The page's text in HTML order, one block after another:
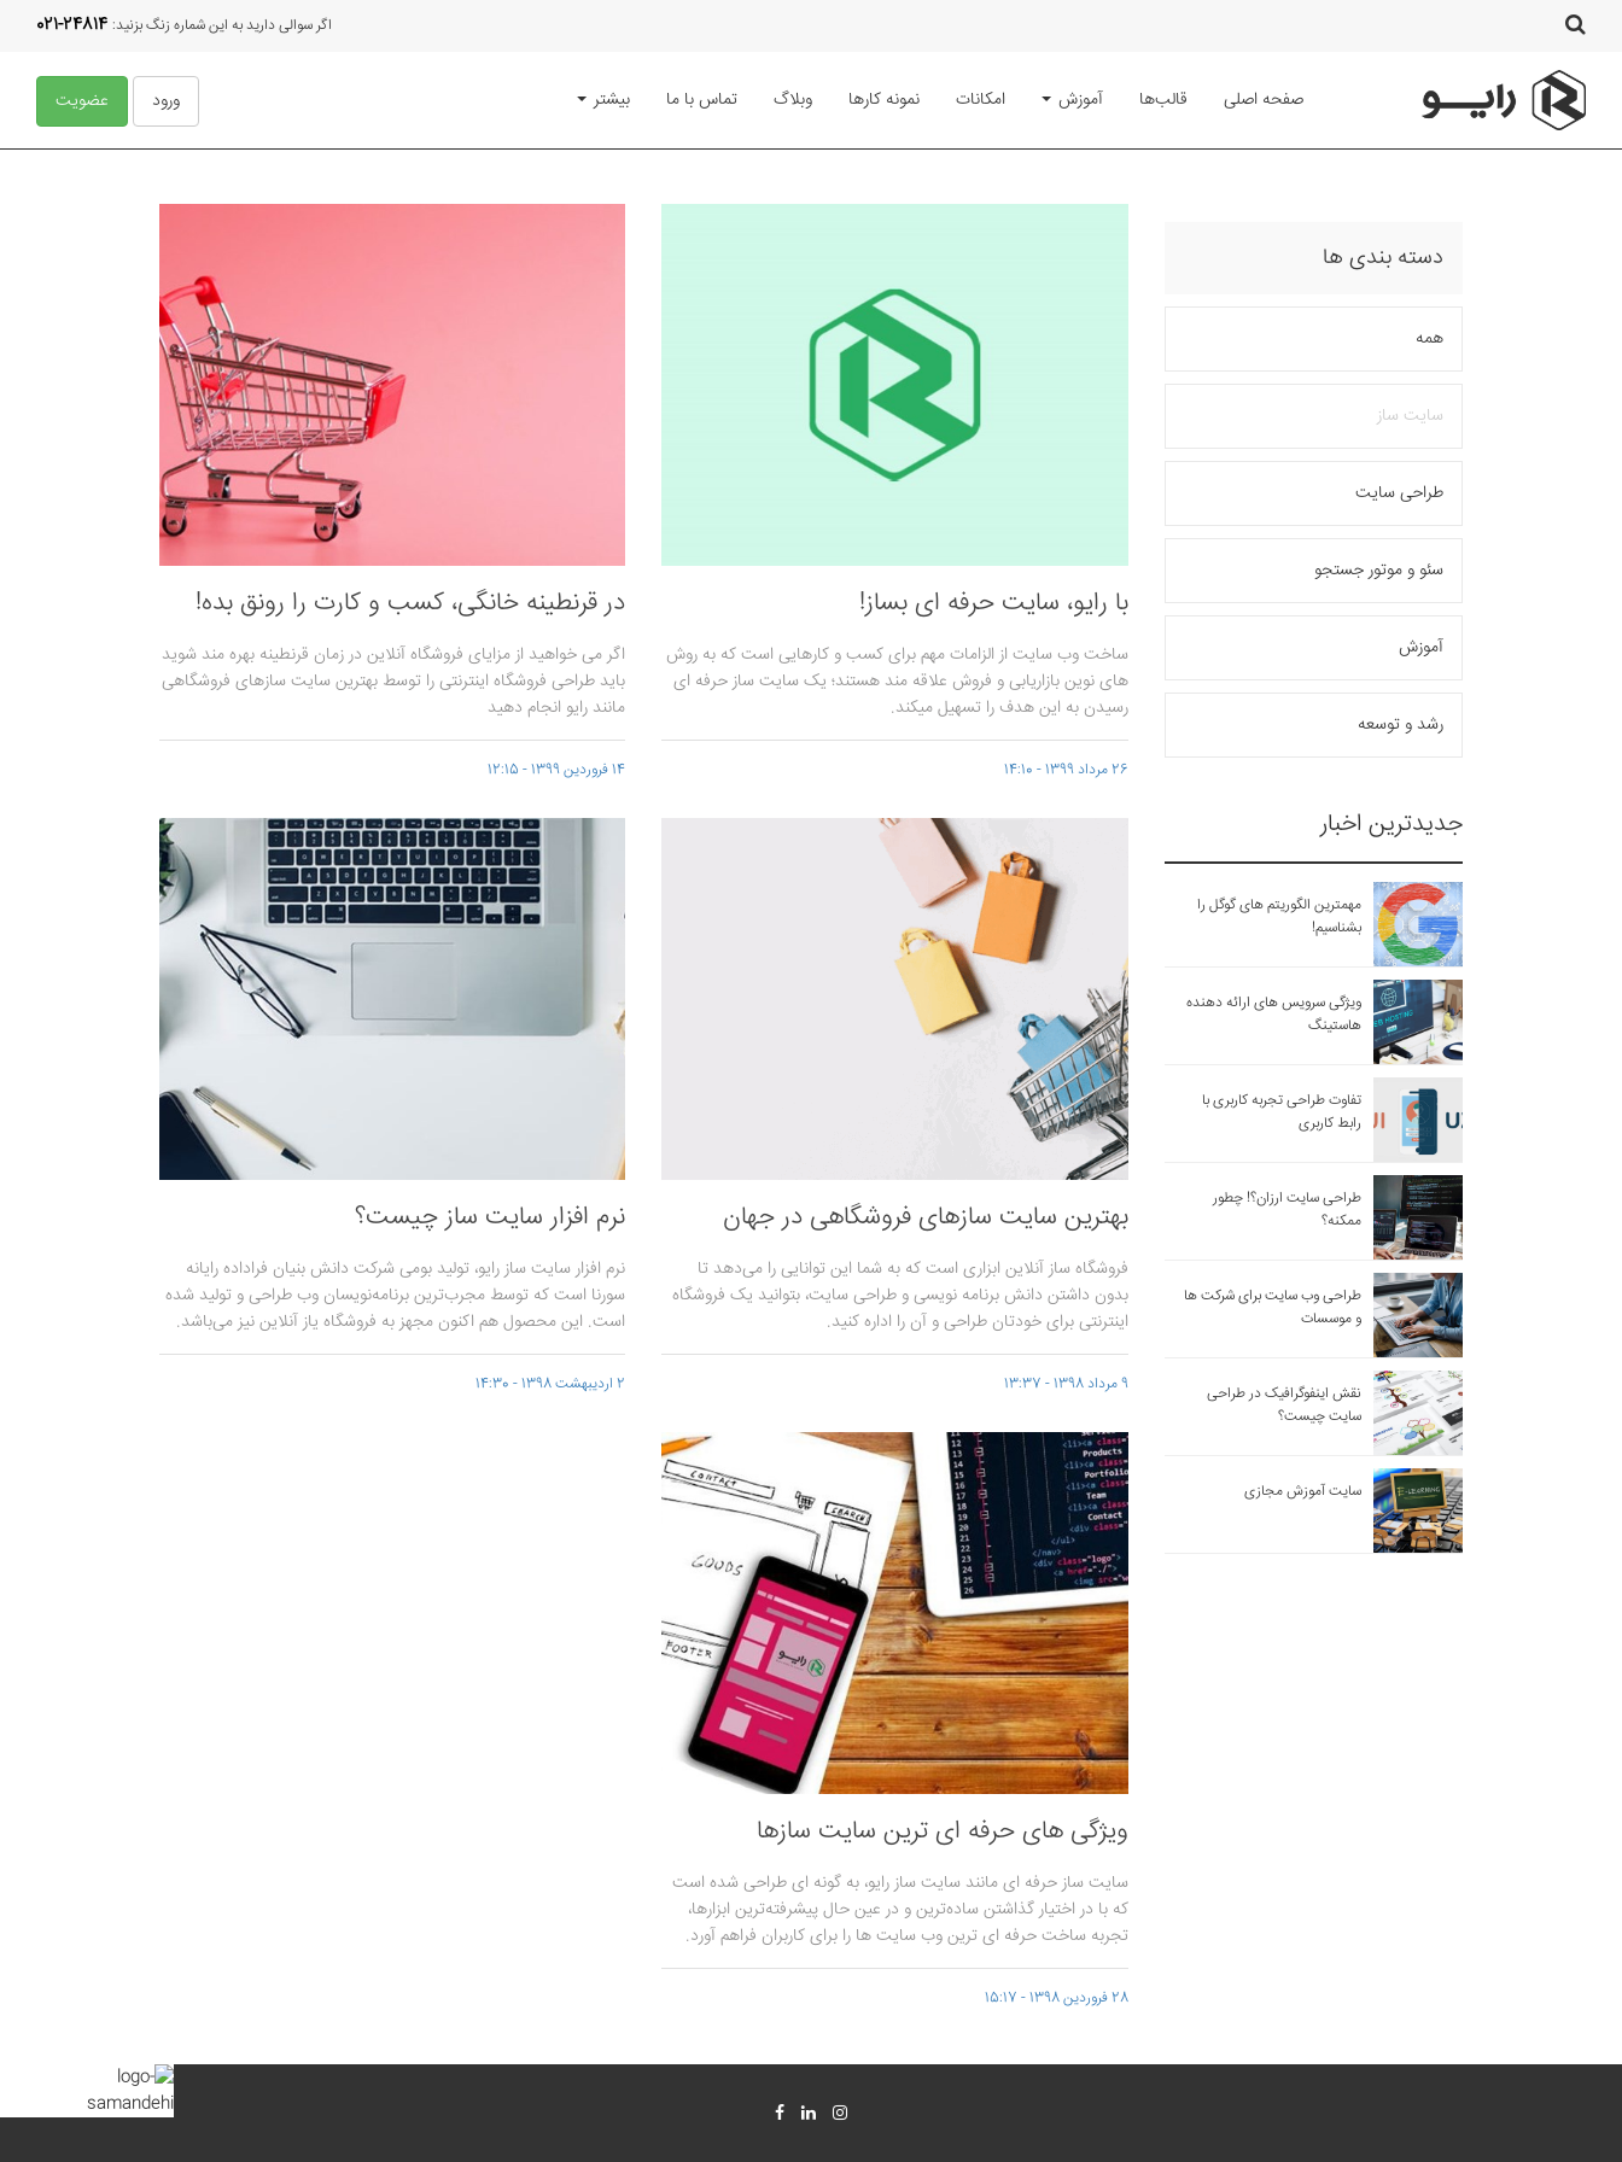
اگر سوالی دارید به این شماره زنگ بزنید: 021-24814
ورود عضویت صفحه اصلی قالب‌ها آموزش امکانات نمونه کارها وبلاگ تماس با ما بیشتر
دسته بندی ها
همه
سایت ساز
طراحی سایت
سئو و موتور جستجو
آموزش
رشد و توسعه
جدیدترین اخبار
مهمترین الگوریتم های گوگل را
بشناسیم!
ویژگی سرویس های ارائه دهنده
هاستینگ
تفاوت طراحی تجربه کاربری با
رابط کاربری
طراحی سایت ارزان؟! چطور
ممکنه؟
طراحی وب سایت برای شرکت ها
و موسسات
نقش اینفوگرافیک در طراحی
سایت چیست؟
سایت آموزش مجازی
با رایو، سایت حرفه ای بساز!
ساخت وب سایت از الزامات مهم برای کسب و کارهایی است که به روش
های نوین بازاریابی و فروش علاقه مند هستند؛ یک سایت ساز حرفه ای
رسیدن به این هدف را تسهیل میکند.
26 مرداد 1399 - 14:10
در قرنطینه خانگی، کسب و کارت را رونق بده!
اگر می خواهید از مزایای فروشگاه آنلاین در زمان قرنطینه بهره مند شوید
باید طراحی فروشگاه اینترنتی را توسط بهترین سایت سازهای فروشگاهی
مانند رایو انجام دهید
14 فروردین 1399 - 12:15
بهترین سایت سازهای فروشگاهی در جهان
فروشگاه ساز آنلاین ابزاری است که به شما این توانایی را می‌دهد تا
بدون داشتن دانش برنامه نویسی و طراحی سایت، بتوانید یک فروشگاه
اینترنتی برای خودتان طراحی و آن را اداره کنید.
9 مرداد 1398 - 13:37
نرم افزار سایت ساز چیست؟
نرم افزار سایت ساز رایو، تولید بومی شرکت دانش بنیان فراداده رایانه
سورنا است که توسط مجرب‌ترین برنامه‌نویسان وب طراحی و تولید شده
است. این محصول هم اکنون مجهز به فروشگاه یاز آنلاین نیز می‌باشد.
2 اردیبهشت 1398 - 14:30
ویژگی های حرفه ای ترین سایت سازها
سایت ساز حرفه ای مانند سایت ساز رایو، به گونه ای طراحی شده است
که با در اختیار گذاشتن ساده‌ترین و در عین حال پیشرفته‌ترین ابزارها،
تجربه‌ ساخت حرفه‌ ای‌ ترین وب سایت‌ ها را برای کاربران فراهم آورد.
28 فروردین 1398 - 15:17